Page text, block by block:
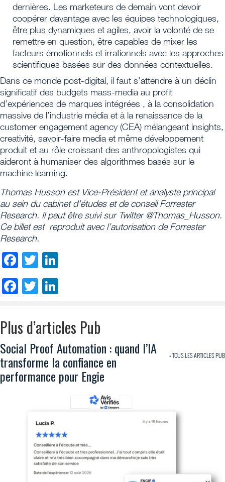
dernières. Les marketeurs de demain vont devoir
coopérer davantage avec les équipes technologiques,
être plus dynamiques et agiles, avoir la volonté de se
remettre en question, être capables de mixer les
facteurs émotionnels et irrationnels avec les approches
scientifiques basées sur des données contextuelles.
Dans ce monde post-digital, il faut s’attendre à un déclin
significatif des budgets mass-media au profit
d’expériences de marques intégrées , à la consolidation
massive de l’industrie média et à la renaissance de la
customer engagement agency (CEA) mélangeant insights,
creativité, savoir-faire media et même développement
produit et au rôle croissant des anthropologistes qui
aideront à humaniser des algorithmes basés sur le
machine learning.
Thomas Husson est Vice-Président et analyste principal
au sein du cabinet d’études et de conseil Forrester
Research. Il peut être suivi sur Twitter @Thomas_Husson.
Ce billet est reproduit avec l’autorisation de Forrester
Research.
Facebook
Twitter
Facebook
Twitter
Plus d’articles Pub
+ TOUS LES ARTICLES PUB
Social Proof Automation : quand l’IA
transforme la confiance en
performance pour Engie